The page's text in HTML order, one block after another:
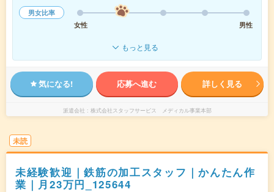
男女比率
女性
男性
もっと見る
気になる! 応募へ進む 詳しく見る
派遣会社 株式会社スタッフサービス メディカル事業本部
未読
未経験歓迎｜鉄筋の加工スタッフ｜かんたん作
業｜月23万円_125644